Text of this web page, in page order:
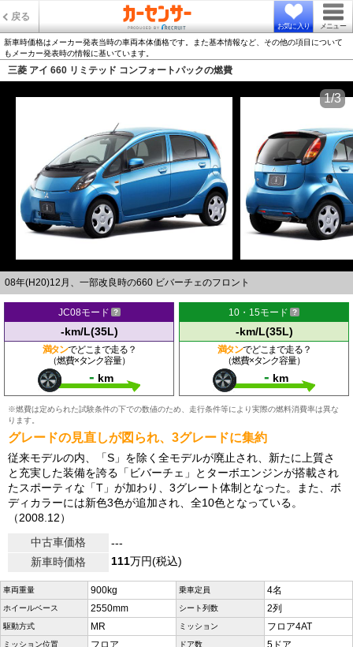
戻る
お気に入り メニュー
新車時価格はメーカー発表当時の車両本体価格です。また基本情報など、その他の項目について
もメーカー発表時の情報に基いています。
三菱 アイ 660 リミテッド コンフォートパックの燃費
08年(H20)12月、一部改良時の660 ビバーチェのフロント
1/3
JC08モード
-km/L(35L)
満タンでどこまで走る？
（燃費×タンク容量）
- km
10・15モード
-km/L(35L)
満タンでどこまで走る？
（燃費×タンク容量）
- km
※燃費は定められた試験条件の下での数値のため、走行条件等により実際の燃料消費率は異な
ります。
グレードの見直しが図られ、3グレードに集約
従来モデルの内、「S」を除く全モデルが廃止され、新たに上質さ
と充実した装備を誇る「ビバーチェ」とターボエンジンが搭載され
たスポーティな「T」が加わり、3グレート体制となった。また、ボ
ディカラーには新色3色が追加され、全10色となっている。
（2008.12）
中古車価格
---
新車時価格
111万円(税込)
車両重量 900kg 乗車定員 4名
ホイールベース 2550mm シート列数 2列
駆動方式 MR ミッション フロア4AT
ミッション位置 ドア数